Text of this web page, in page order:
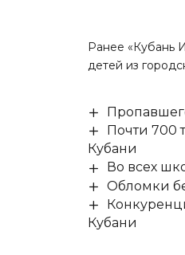
Ранее «Кубань
детей из
Почти 700
Кубани
Во всех
Обломки
Кубани